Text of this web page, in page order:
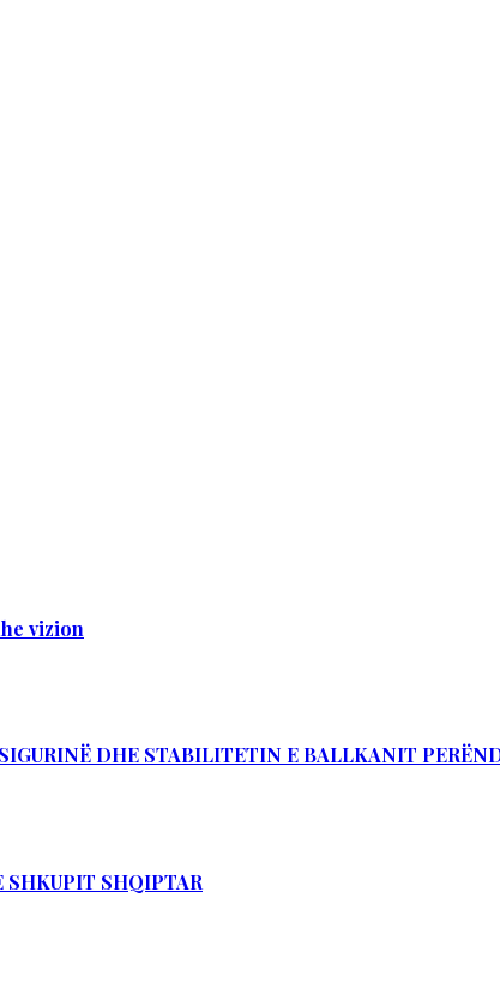
vizion
DHE STABILITETIN E BALLKANIT
SHKUPIT SHQIPTAR